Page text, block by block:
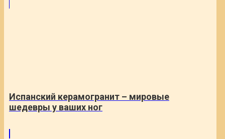
Испанский керамогранит – мировые
шедевры у ваших ног